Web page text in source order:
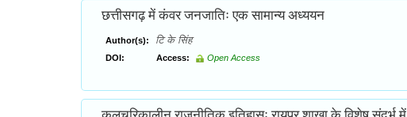
छत्तीसगढ़ में कंवर जनजातिः एक सामान्य अध्ययन
Author(s): टि के सिंह
DOI: Access: Open Access